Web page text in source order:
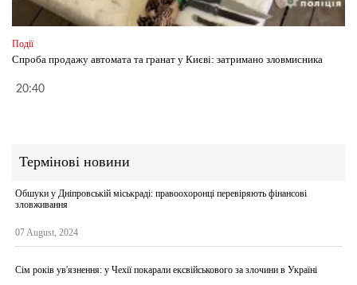
Події
Спроба продажу автомата та гранат у Києві: затримано зловмисника
20:40
Термінові новини
Обшуки у Дніпровській міськраді: правоохоронці перевіряють фінансові
зловживання
07 August, 2024
Сім років ув'язнення: у Чехії покарали ексвійськового за злочини в Україні